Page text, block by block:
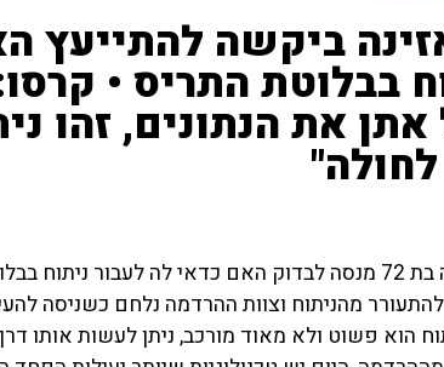
ביקשה להתייעץ
בבלוטת התריס •
את הנתונים, זהו
המאזינה בת 72 מנסה לבדוק האם כדאי לה לעבור
מהניתוח וצוות ההרדמה נלחם כשניסה
הוא פשוט ולא מאוד מורכב, ניתן לעשות אותו